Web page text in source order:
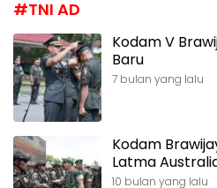
#TNI AD
Kodam V
Baru
7 bulan yang lalu
Kodam
Latma
10 bulan yang lalu